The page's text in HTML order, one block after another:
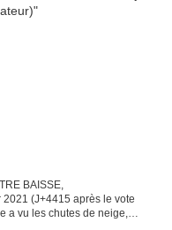
BAISSE,
2021 (J+4415 après le vote
a vu les chutes de neige,